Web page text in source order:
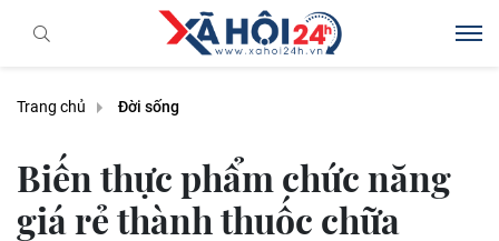
Trang chủ Đời sống
Biến thực phẩm chức năng
giá rẻ thành thuốc chữa